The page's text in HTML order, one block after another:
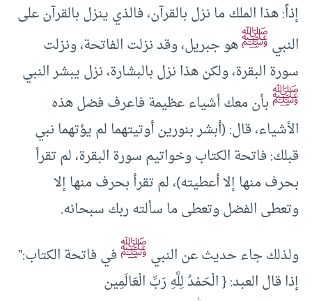
إذاً: هذا الملك ما نزل بالقرآن، فالذي ينزل بالقرآن على
النبيﷺهو جبريل، وقد نزلت الفاتحة، ونزلت
سورة البقرة، ولكن هذا نزل بالبشارة، نزل يبشر النبي
ﷺبأن معك أشياء عظيمة فاعرف فضل هذه
الأشياء، قال: (أبشر بنورين أوتيتهما لم يؤتهما نبي
قبلك: فاتحة الكتاب وخواتيم سورة البقرة، لم تقرأ
بحرف منها إلا أعطيته)، لم تقرأ بحرف منها إلا
وتعطى الفضل وتعطى ما سألته ربك سبحانه.
ولذلك جاء حديث عن النبيﷺفي فاتحة الكتاب:”
إذا قال العبد: { الْحَمْدُ لِلَّهِ رَبِّ الْعَالَمِين